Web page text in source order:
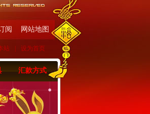
阅 网站地图
站 设为首页
汇款方式